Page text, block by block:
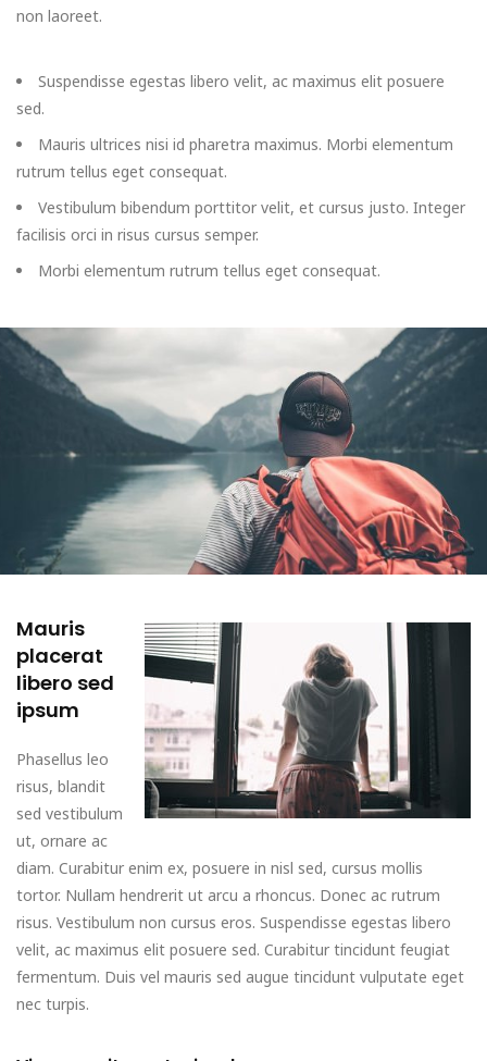
non laoreet.
Suspendisse egestas libero velit, ac maximus elit posuere
sed.
Mauris ultrices nisi id pharetra maximus. Morbi elementum
rutrum tellus eget consequat.
Vestibulum bibendum porttitor velit, et cursus justo. Integer
facilisis orci in risus cursus semper.
Morbi elementum rutrum tellus eget consequat.
Mauris
placerat
libero sed
ipsum
Phasellus leo
risus, blandit
sed vestibulum
ut, ornare ac
diam. Curabitur enim ex, posuere in nisl sed, cursus mollis
tortor. Nullam hendrerit ut arcu a rhoncus. Donec ac rutrum
risus. Vestibulum non cursus eros. Suspendisse egestas libero
velit, ac maximus elit posuere sed. Curabitur tincidunt feugiat
fermentum. Duis vel mauris sed augue tincidunt vulputate eget
nec turpis.